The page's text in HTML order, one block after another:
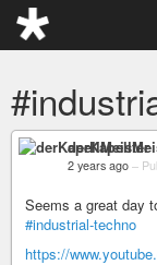
2 years ago –
Seems a great day
#industrial-techno
https://